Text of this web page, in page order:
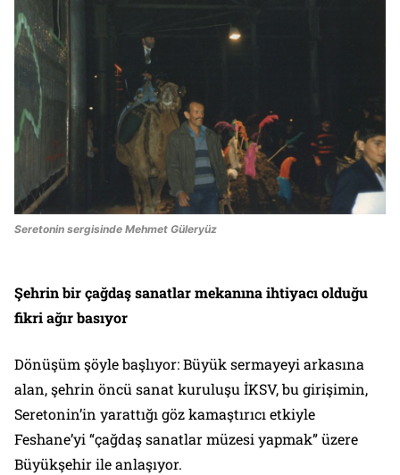
Seretonin sergisinde Mehmet Güleryüz
Şehrin bir çağdaş sanatlar mekanına ihtiyacı olduğu
fikri ağır basıyor
Dönüşüm şöyle başlıyor: Büyük sermayeyi arkasına
alan, şehrin öncü sanat kuruluşu İKSV, bu girişimin,
Seretonin’in yarattığı göz kamaştırıcı etkiyle
Feshane’yi “çağdaş sanatlar müzesi yapmak” üzere
Büyükşehir ile anlaşıyor.